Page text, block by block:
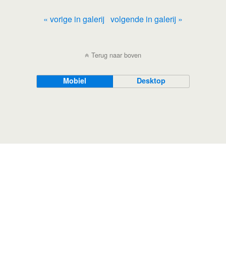
« vorige in galerij volgende in galerij »
Terug naar boven
Mobiel Desktop